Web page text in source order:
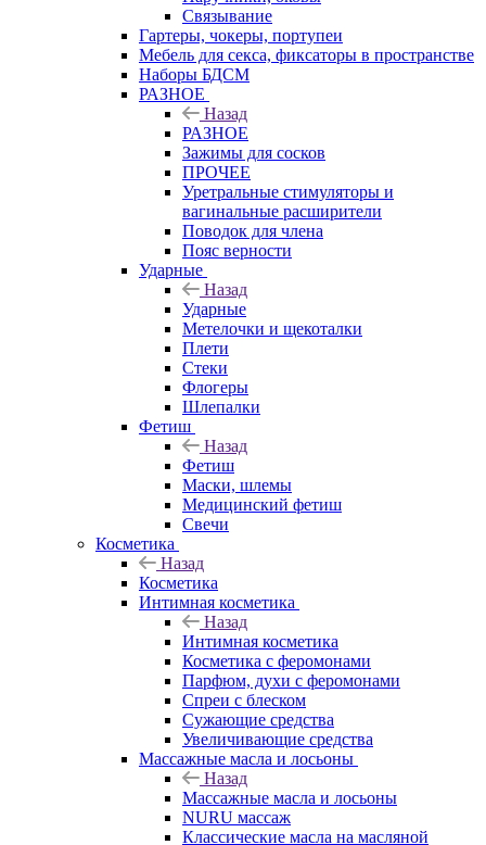
Связывание
Гартеры, чокеры, портупеи
Мебель для секса, фиксаторы в пространстве
Наборы БДСМ
РАЗНОЕ
Назад
РАЗНОЕ
Зажимы для сосков
ПРОЧЕЕ
Уретральные стимуляторы и
вагинальные расширители
Поводок для члена
Пояс верности
Ударные
Назад
Ударные
Метелочки и щекоталки
Плети
Стеки
Флогеры
Шлепалки
Фетиш
Назад
Фетиш
Маски, шлемы
Медицинский фетиш
Свечи
Косметика
Назад
Косметика
Интимная косметика
Назад
Интимная косметика
Косметика с феромонами
Парфюм, духи с феромонами
Спреи с блеском
Сужающие средства
Увеличивающие средства
Массажные масла и лосьоны
Назад
Массажные масла и лосьоны
NURU массаж
Классические масла на масляной